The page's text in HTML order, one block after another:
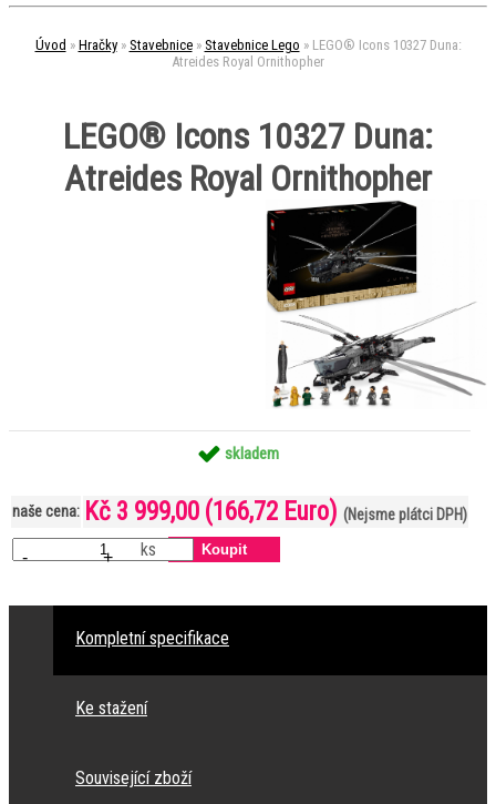
Úvod » Hračky » Stavebnice » Stavebnice Lego » LEGO® Icons 10327 Duna:
Atreides Royal Ornithopher
LEGO® Icons 10327 Duna:
Atreides Royal Ornithopher
skladem
naše cena: Kč 3 999,00 (166,72 Euro) (Nejsme plátci DPH)
- + ks
Kompletní specifikace
Ke stažení
Související zboží